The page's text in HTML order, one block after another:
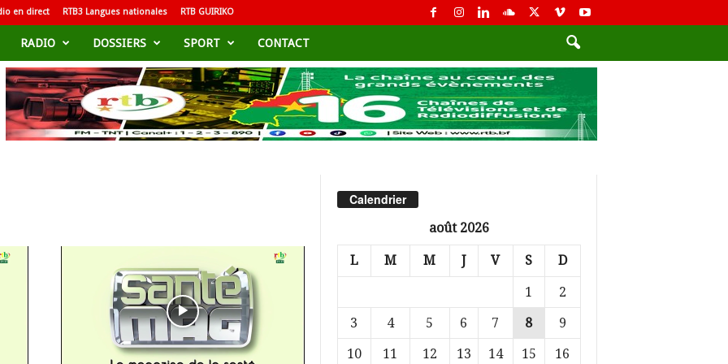
en direct RTB3 Langues nationales RTB GUIRIKO
RADIO DOSSIERS SPORT CONTACT
Calendrier
août 2026
L M M J V S D
1
2
3
4 5 6 7 8
9
10
11 12 13 14 15
16